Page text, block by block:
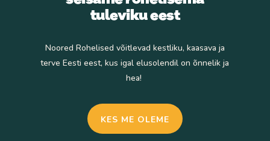
tuleviku eest
Noored Rohelised võitlevad kestliku, kaasava ja
terve Eesti eest,kus igal elusolendil on õnnelik ja
hea!
KES ME OLEME